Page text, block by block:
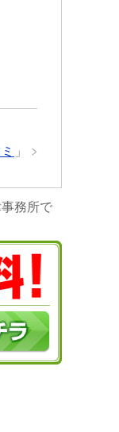
」
務所で